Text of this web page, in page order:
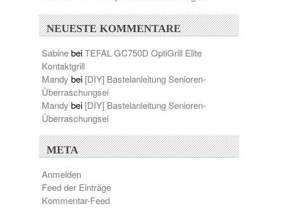
NEUESTE KOMMENTARE
SabinebeiTEFAL GC750D OptiGrill Elite
Kontaktgrill
Mandy bei [DIY] Bastelanleitung Senioren-
Überraschungsei
Mandy bei [DIY] Bastelanleitung Senioren-
Überraschungsei
META
Anmelden
Feed der Einträge
Kommentar-Feed